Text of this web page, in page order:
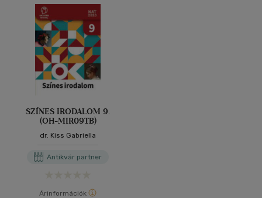
SZÍNES IRODALOM 9.
(OH-MIR09TB)
dr. Kiss Gabriella
Antikvár partner
Árinformációk